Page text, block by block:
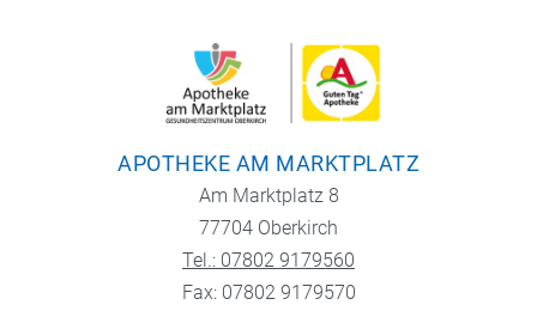
APOTHEKE AM MARKTPLATZ
Am Marktplatz 8
77704 Oberkirch
Tel.: 07802 9179560
Fax: 07802 9179570